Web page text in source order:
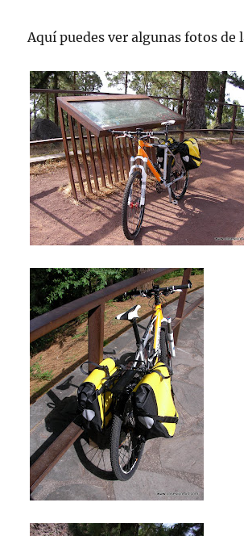
Aquí puedes ver algunas fotos de